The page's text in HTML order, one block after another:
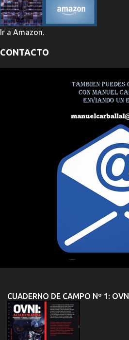
Ir a Amazon.
CONTACTO
CUADERNO DE CAMPO Nº 1: